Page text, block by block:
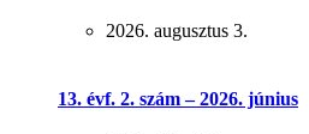
2026. augusztus 3.
13. évf. 2. szám – 2026. június